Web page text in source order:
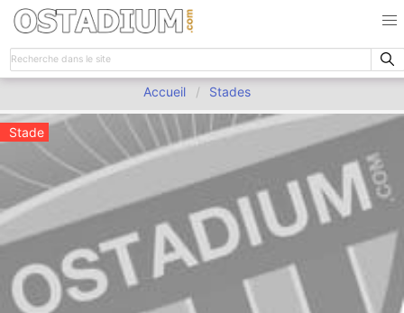
Accueil Stades
Stade